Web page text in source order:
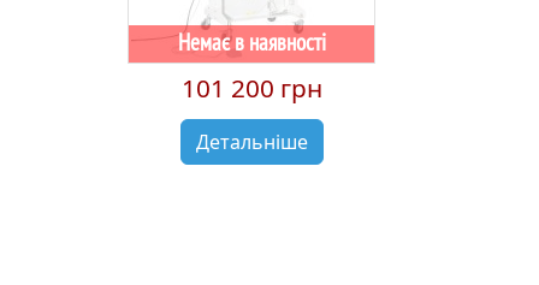
Немає в наявності
101 200 грн
Детальніше